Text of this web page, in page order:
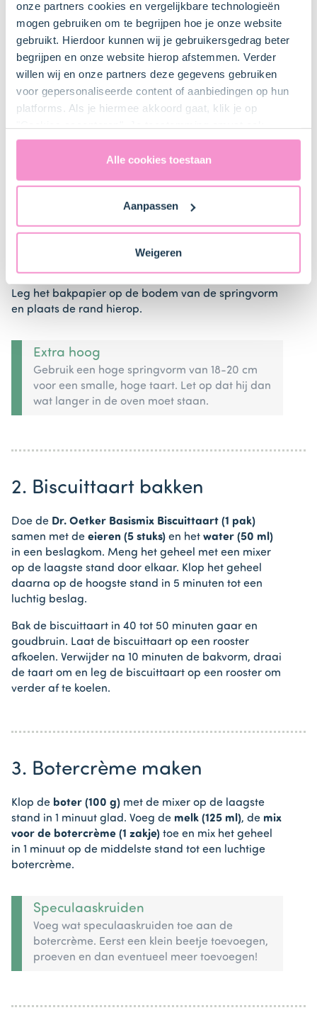
onze partners cookies en vergelijkbare technologieën
mogen gebruiken om te begrijpen hoe je onze website
gebruikt. Hierdoor kunnen wij je gebruikersgedrag beter
begrijpen en onze website hierop afstemmen. Verder
willen wij en onze partners deze gegevens gebruiken
voor gepersonaliseerde content of aanbiedingen op hun
platforms. Als je hiermee akkoord gaat, klik je op
uitdrukkelijk een eventuele gegevensoverdracht naar de
Verenigde Staten in de zin van artikel 49 AVG. Raadpleeg
ons
naar technology providers en partners in de Verenigde
Staten. Je kunt op elk moment van gedachten
Alle cookies toestaan
Aanpassen
Weigeren
Bestel gemakkelijk en snel je bakproducten
bij ons zusje
DeLeuksteTaartenshop
Stappen
1. Voorbereiden
Verwarm de oven voor (elektrisch 160°C / hetelucht
160°C) en plaats een rooster net onder het midden
Leg het bakpapier op de bodem van de springvorm
en plaats de rand hierop.
Extra hoog
Gebruik een hoge springvorm van 18-20 cm
voor een smalle, hoge taart. Let op dat hij dan
wat langer in de oven moet staan.
2. Biscuittaart bakken
Doe de Dr. Oetker Basismix Biscuittaart (1 pak)
samen met de eieren (5 stuks) en het water (50 ml)
in een beslagkom. Meng het geheel met een mixer
op de laagste stand door elkaar. Klop het geheel
daarna op de hoogste stand in 5 minuten tot een
luchtig beslag.
Bak de biscuittaart in 40 tot 50 minuten gaar en
goudbruin. Laat de biscuittaart op een rooster
afkoelen. Verwijder na 10 minuten de bakvorm, draai
de taart om en leg de biscuittaart op een rooster om
verder af te koelen.
3. Botercrème maken
Klop de boter (100 g) met de mixer op de laagste
stand in 1 minuut glad. Voeg de melk (125 ml), de mix
voor de botercrème (1 zakje) toe en mix het geheel
in 1 minuut op de middelste stand tot een luchtige
botercrème.
Speculaaskruiden
Voeg wat speculaaskruiden toe aan de
botercrème. Eerst een klein beetje toevoegen,
proeven en dan eventueel meer toevoegen!